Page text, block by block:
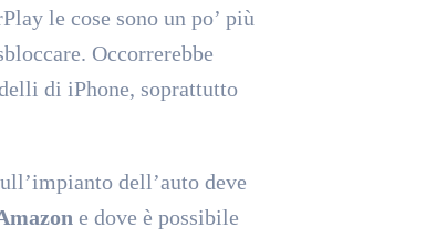
le cose sono un po’ più
Occorrerebbe
di iPhone, soprattutto
dell’auto deve
e dove è possibile